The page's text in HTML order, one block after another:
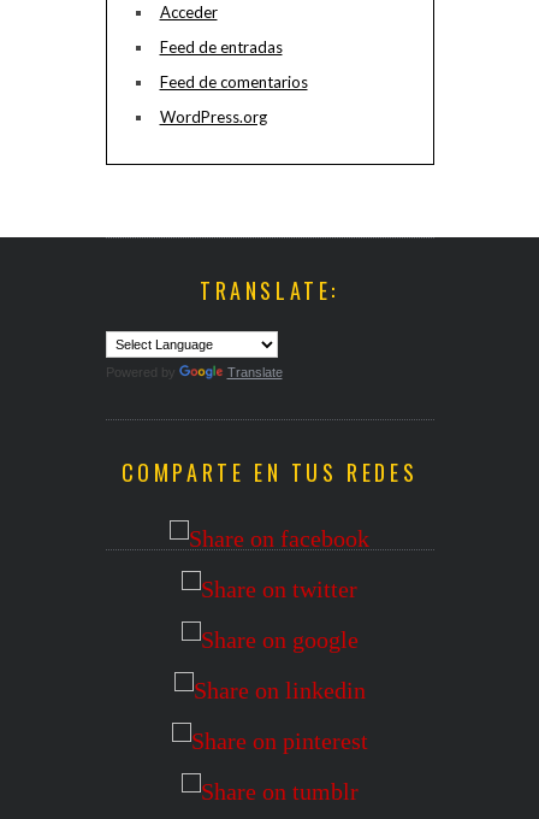
Acceder
Feed de entradas
Feed de comentarios
WordPress.org
TRANSLATE:
Powered by Translate
COMPARTE EN TUS REDES